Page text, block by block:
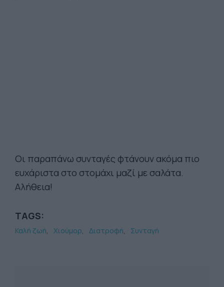
Οι παραπάνω συνταγές φτάνουν ακόμα πιο
ευχάριστα στο στομάχι μαζί με σαλάτα.
Αλήθεια!
TAGS:
Καλή ζωή Χιούμορ Διατροφή Συνταγή